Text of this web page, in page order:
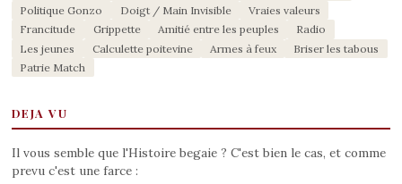
Politique Gonzo
Doigt / Main Invisible
Vraies valeurs
Francitude
Grippette Amitié entre les peuples
Radio
Les jeunes
Calculette poitevine Armes à feux
Briser les tabous
Patrie Match
DEJA VU
Il vous semble que l'Histoire begaie ? C'est bien le cas, et comme
prevu c'est une farce :